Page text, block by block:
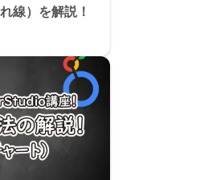
線）を解説！